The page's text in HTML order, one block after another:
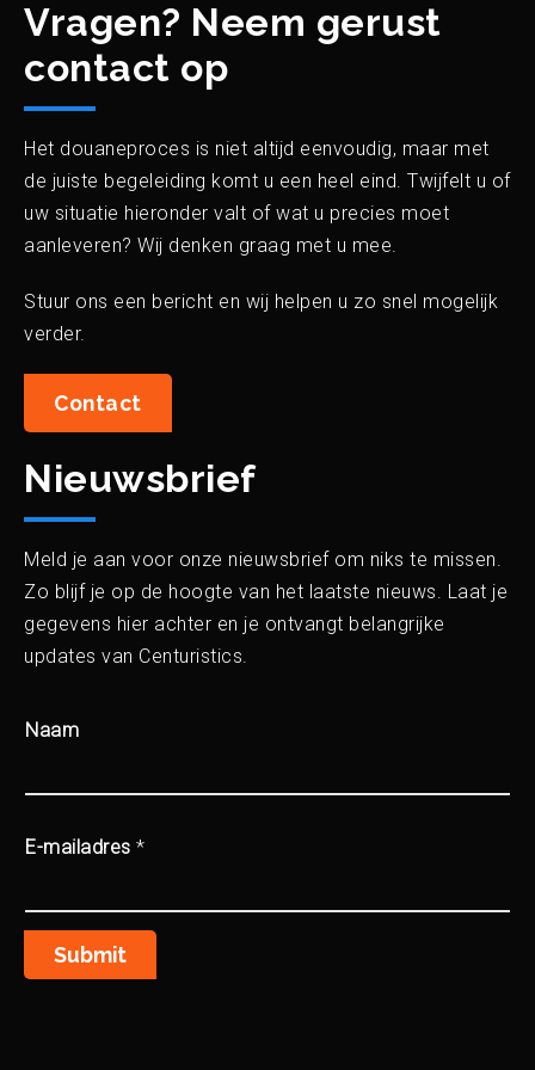
Vragen? Neem gerust
contact op
Het douaneproces is niet altijd eenvoudig, maar met
de juiste begeleiding komt u een heel eind. Twijfelt u of
uw situatie hieronder valt of wat u precies moet
aanleveren? Wij denken graag met u mee.
Stuur ons een bericht en wij helpen u zo snel mogelijk
verder.
Contact
Nieuwsbrief
Meld je aan voor onze nieuwsbrief om niks te missen.
Zo blijf je op de hoogte van het laatste nieuws. Laat je
gegevens hier achter en je ontvangt belangrijke
updates van Centuristics.
Naam
E-mailadres *
Submit